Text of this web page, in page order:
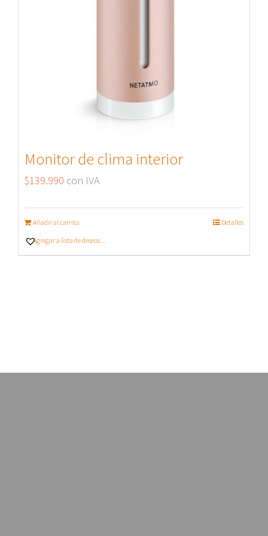
Monitor de clima interior
$139.990 con IVA
Añadir al carrito
Detalles
Agregar a lista de deseos...